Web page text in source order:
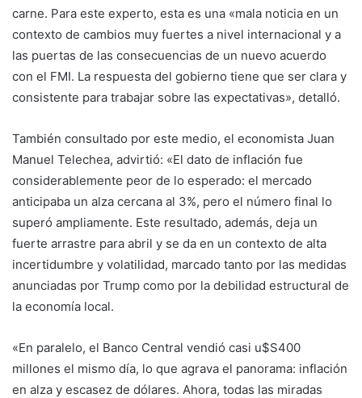
carne. Para este experto, esta es una «mala noticia en un
contexto de cambios muy fuertes a nivel internacional y a
las puertas de las consecuencias de un nuevo acuerdo
con el FMI. La respuesta del gobierno tiene que ser clara y
consistente para trabajar sobre las expectativas», detalló.
También consultado por este medio, el economista Juan
Manuel Telechea, advirtió: «El dato de inflación fue
considerablemente peor de lo esperado: el mercado
anticipaba un alza cercana al 3%, pero el número final lo
superó ampliamente. Este resultado, además, deja un
fuerte arrastre para abril y se da en un contexto de alta
incertidumbre y volatilidad, marcado tanto por las medidas
anunciadas por Trump como por la debilidad estructural de
la economía local.
«En paralelo, el Banco Central vendió casi u$S400
millones el mismo día, lo que agrava el panorama: inflación
en alza y escasez de dólares. Ahora, todas las miradas